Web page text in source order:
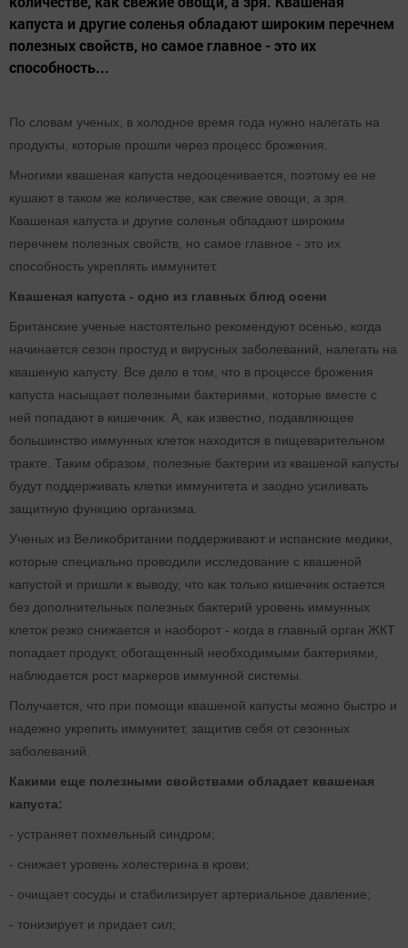
капуста и другие соленья обладают широким перечнем
полезных свойств, но самое главное - это их
способность...
По словам ученых, в холодное время года нужно налегать на
продукты, которые прошли через процесс брожения.
Многими квашеная капуста недооценивается, поэтому ее не
кушают в таком же количестве, как свежие овощи, а зря.
Квашеная капуста и другие соленья обладают широким
перечнем полезных свойств, но самое главное - это их
способность укреплять иммунитет.
Квашеная капуста - одно из главных блюд осени
Британские ученые настоятельно рекомендуют осенью, когда
начинается сезон простуд и вирусных заболеваний, налегать на
квашеную капусту. Все дело в том, что в процессе брожения
капуста насыщает полезными бактериями, которые вместе с
ней попадают в кишечник. А, как известно, подавляющее
большинство иммунных клеток находится в пищеварительном
тракте. Таким образом, полезные бактерии из квашеной капусты
будут поддерживать клетки иммунитета и заодно усиливать
защитную функцию организма.
Ученых из Великобритании поддерживают и испанские медики,
которые специально проводили исследование с квашеной
капустой и пришли к выводу, что как только кишечник остается
без дополнительных полезных бактерий уровень иммунных
клеток резко снижается и наоборот - когда в главный орган ЖКТ
попадает продукт, обогащенный необходимыми бактериями,
наблюдается рост маркеров иммунной системы.
Получается, что при помощи квашеной капусты можно быстро и
надежно укрепить иммунитет, защитив себя от сезонных
заболеваний.
Какими еще полезными свойствами обладает квашеная
капуста:
- устраняет похмельный синдром;
- снижает уровень холестерина в крови;
- очищает сосуды и стабилизирует артериальное давление;
- тонизирует и придает сил;